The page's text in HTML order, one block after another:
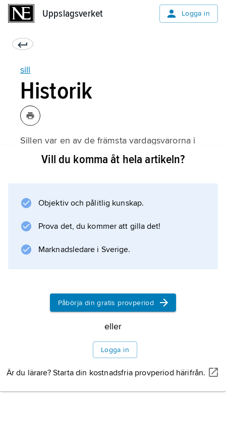
Uppslagsverket Logga in
sill
Historik
Sillen var en av de främsta vardagsvarorna i
Europas medeltida handel. På nutida svenskt
skånemarknaderna vid Skanör och Falsterbo.
Här samlades utländska köpmän och fiskare i
Vill du komma åt hela artikeln?
Objektiv och pålitlig kunskap.
Prova det, du kommer att gilla det!
Marknadsledare i Sverige.
Påbörja din gratis provperiod
eller
Logga in
Är du lärare? Starta din kostnadsfria provperiod härifrån.